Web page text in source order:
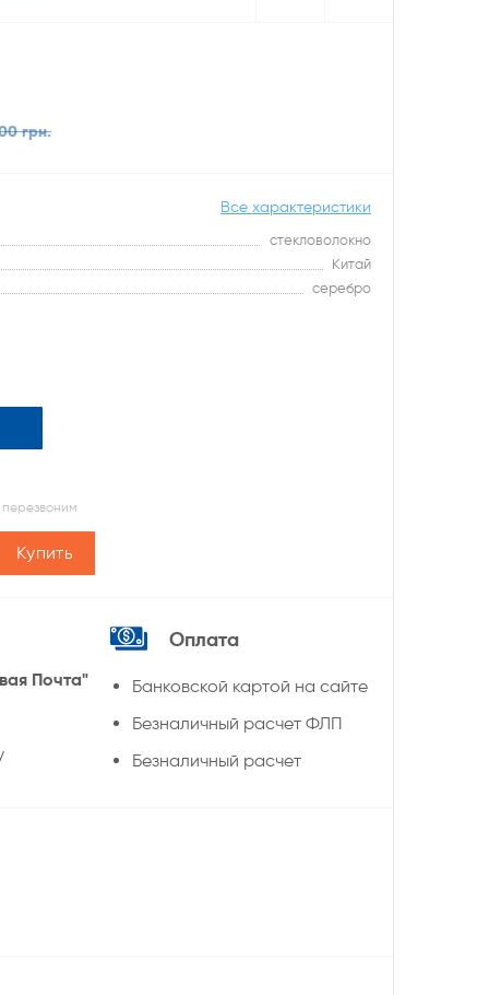
грн.
Все характеристики
стекловолокно
Китай
серебро
Купить
Почта"
Оплата
Банковской картой на сайте
Безналичный расчет ФЛП
Безналичный расчет